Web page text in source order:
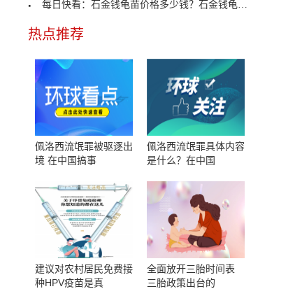
每日快看：石金钱龟苗价格多少钱？石金钱龟统一定价
热点推荐
佩洛西流氓罪被驱逐出
境 在中国搞事
佩洛西流氓罪具体内容
是什么？在中国
建议对农村居民免费接
种HPV疫苗是真
全面放开三胎时间表
三胎政策出台的